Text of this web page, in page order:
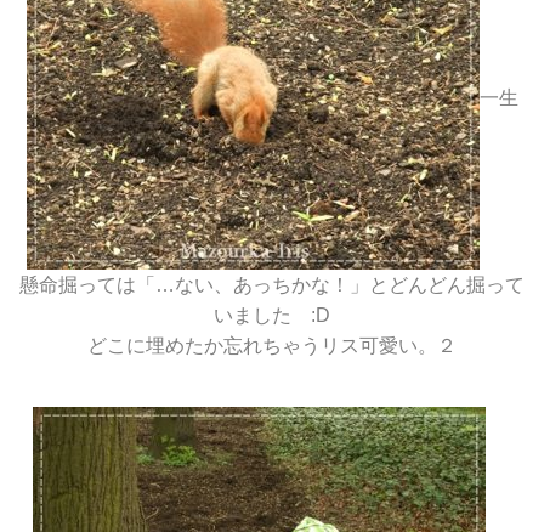
一生
懸命掘っては「…ない、あっちかな！」とどんどん掘って
いました :D
どこに埋めたか忘れちゃうリス可愛い。２